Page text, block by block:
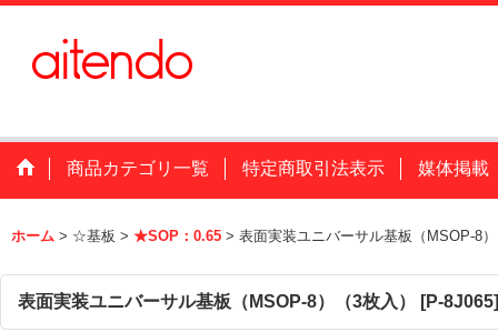
商品カテゴリ一覧 特定商取引法表示 媒体掲載
ホーム > ☆基板 > ★SOP：0.65 > 表面実装ユニバーサル基板（MSOP-8
表面実装ユニバーサル基板（MSOP-8）（3枚入） [P-8J065]